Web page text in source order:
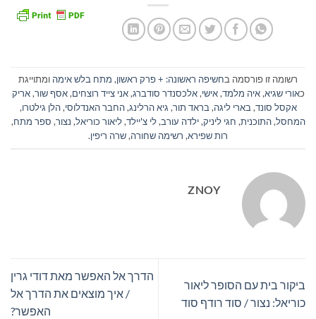
רשומה זו פורסמה בחשיפה ראשונה: + פרק ראשון, מתח בלש אימה ומתוייגת
כאורי שגיא,איה מלמד,אישי,אלכסנדר סודברג,אני צייד רוצחים,אסף שור,אריק
אקסל סונד, בארי ליגה, בראד תור, גיא הרלינג,החבר האנדלוסי,הלן גילטרו,
המחסל,התוכנית, חגי ליניק,ילדה עורב,לי צ'יילד,ליאור כוריאל, נצור, ספר מתח,
רות שפירא, רשימה שחורה,שרה ריפין.
ZNOY
ביקור בית עם הסופר ליאור
כוריאל: נצור / סוד רודף סוד
הדרך אל האפשר מאת דודי גרין
/ איך מוצאים את הדרך אל
האפשר?